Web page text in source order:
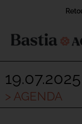
19.07.2025
> AGENDA